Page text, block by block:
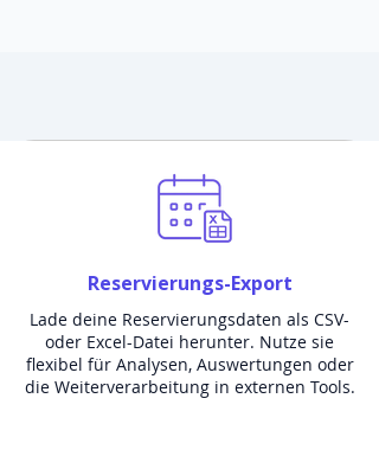
Reservierungs-Export
Lade deine Reservierungsdaten als CSV-
oder Excel-Datei herunter. Nutze sie
flexibel für Analysen, Auswertungen oder
die Weiterverarbeitung in externen Tools.